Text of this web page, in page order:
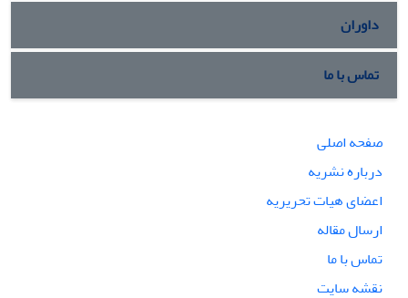
داوران
تماس با ما
صفحه اصلی
درباره نشریه
اعضای هیات تحریریه
ارسال مقاله
تماس با ما
نقشه سایت